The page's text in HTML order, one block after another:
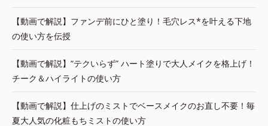
【動画で解説】ファンデ前にひと塗り！毛穴レス*を叶える下地
の使い方を伝授
【動画で解説】“テクいらず” ハート塗りで大人メイクを格上げ！
チーク＆ハイライトの使い方
【動画で解説】仕上げのミストでベースメイクのお直し不要！毎
夏大人気の化粧もちミストの使い方